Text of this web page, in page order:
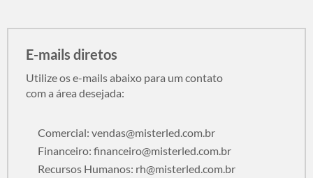
E-mails diretos
Utilize os e-mails abaixo para um contato
com a área desejada:
Comercial: vendas@misterled.com.br
Financeiro: financeiro@misterled.com.br
Recursos Humanos: rh@misterled.com.br